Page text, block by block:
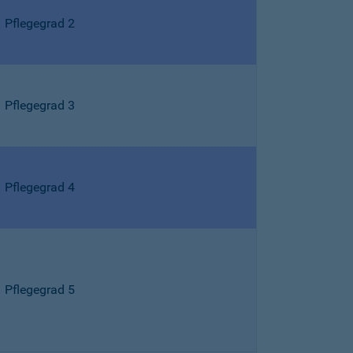
Pflegegrad 2
Pflegegrad 3
Pflegegrad 4
Pflegegrad 5